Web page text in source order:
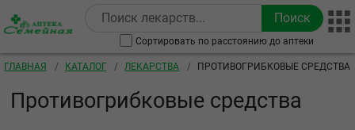
Сортировать по расстоянию до аптеки
Строка навигации
ГЛАВНАЯ КАТАЛОГ ЛЕКАРСТВА ПРОТИВОГРИБКОВЫЕ СРЕДСТВА
Противогрибковые средства